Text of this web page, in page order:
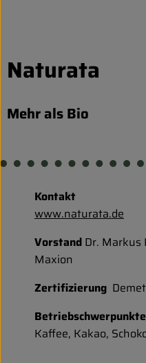
Kühltheke
Backwaren
Getränke
Kosmetik
Biohof erleben
Biokorb so geht`s
Pferdepension &
Naturata
Mehr als Bio
Kontakt
www.naturata.de
Vorstand Dr. Markus
Maxion
Zertifizierung
Betriebschwerpunkte
Kaffee, Kakao,